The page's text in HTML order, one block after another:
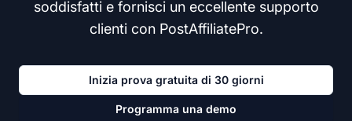
soddisfatti e fornisci un eccellente supporto
clienti con PostAffiliatePro.
Inizia prova gratuita di 30 giorni
Programma una demo